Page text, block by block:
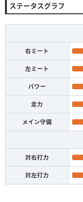
ステータスグラフ
右ミート
左ミート
パワー
走力
メイン守備
対右打力
対左打力